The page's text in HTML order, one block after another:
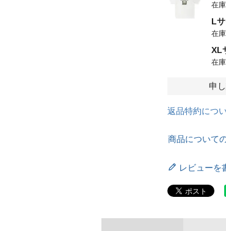
在
L
在
XL
在
申
返品特約につ
商品について
レビューを